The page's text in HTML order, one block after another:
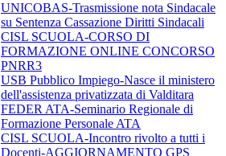
UNICOBAS-Trasmissione nota Sindacale
su Sentenza Cassazione Diritti Sindacali
CISL SCUOLA-CORSO DI
FORMAZIONE ONLINE CONCORSO
PNRR3
USB Pubblico Impiego-Nasce il ministero
dell'assistenza privatizzata di Valditara
FEDER ATA-Seminario Regionale di
Formazione Personale ATA
CISL SCUOLA-Incontro rivolto a tutti i
Docenti-AGGIORNAMENTO GPS